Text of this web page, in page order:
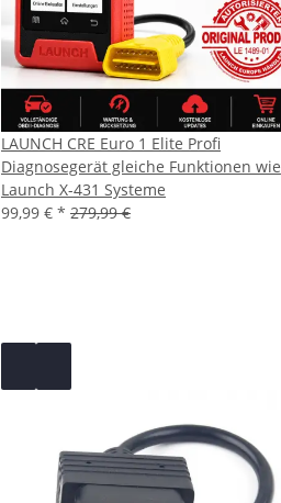
LAUNCH CRE Euro 1 Elite Profi
Diagnosegerät gleiche Funktionen wie
Launch X-431 Systeme
99,99 € * 279,99 €